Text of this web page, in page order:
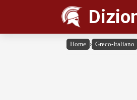
Home › Greco-Italiano